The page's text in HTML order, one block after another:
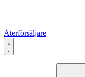
Återförsäljare